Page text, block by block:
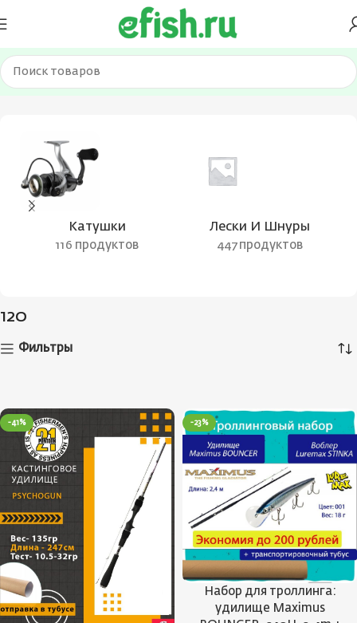
Главная Товар Длина в сложенном виде, см 120
Катушки
116 продуктов
Лески И Шнуры
447 продуктов
120
Фильтры
-41% -23%
Набор для троллинга:
удилище Maximus